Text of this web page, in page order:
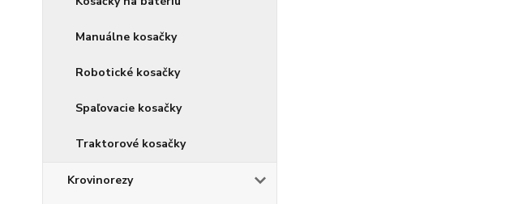
Manuálne kosačky
Robotické kosačky
Spaľovacie kosačky
Traktorové kosačky
Krovinorezy